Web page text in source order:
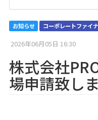
お知らせ コーポレートファイ
2026年06月05日 16:30
株式会社
場申請致し